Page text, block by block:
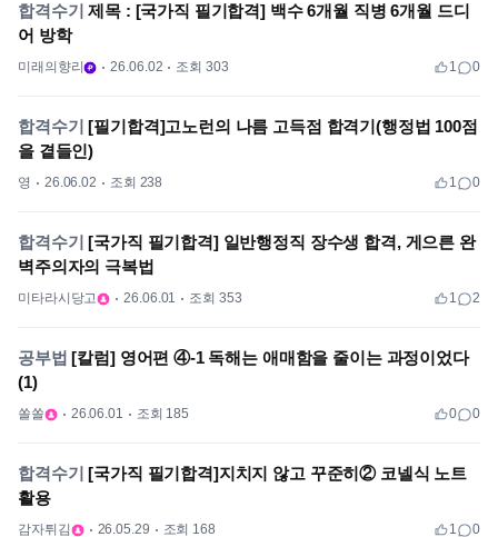
합격수기 제목 : [국가직 필기합격] 백수 6개월 직병 6개월 드디
어 방학
미래의향리 26.06.02 조회 303 1 0
합격수기 [필기합격]고노런의 나름 고득점 합격기(행정법 100점
을 곁들인)
영 26.06.02 조회 238 1 0
합격수기 [국가직 필기합격] 일반행정직 장수생 합격, 게으른 완
벽주의자의 극복법
미타라시당고 26.06.01 조회 353 1 2
공부법 [칼럼] 영어편 ④-1 독해는 애매함을 줄이는 과정이었다
(1)
쏠쏠 26.06.01 조회 185 0 0
합격수기 [국가직 필기합격]지치지 않고 꾸준히② 코넬식 노트
활용
감자튀김 26.05.29 조회 168 1 0